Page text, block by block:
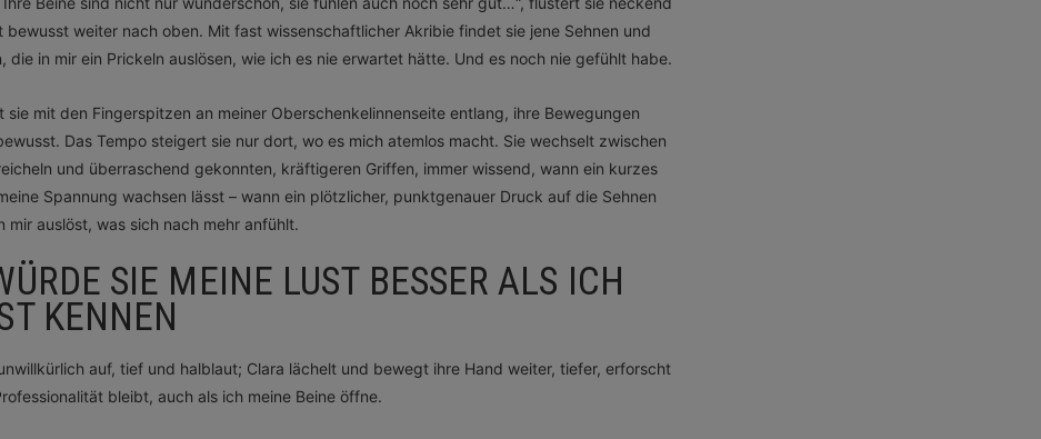
bewusst weiter nach oben. Mit fast wissenschaftlicher Akribie findet sie jene Sehnen und
die in mir ein Prickeln auslösen, wie ich es nie erwartet hätte. Und es noch nie gefühlt habe.
mit den Fingerspitzen an meiner Oberschenkelinnenseite entlang, ihre Bewegungen
Das Tempo steigert sie nur dort, wo es mich atemlos macht. Sie wechselt zwischen
und überraschend gekonnten, kräftigeren Griffen, immer wissend, wann ein kurzes
Spannung wachsen lässt – wann ein plötzlicher, punktgenauer Druck auf die Sehnen
mir auslöst, was sich nach mehr anfühlt.
SIE MEINE LUST BESSER ALS ICH
KENNEN
auf, tief und halblaut; Clara lächelt und bewegt ihre Hand weiter, tiefer, erforscht
bleibt, auch als ich meine Beine öffne.